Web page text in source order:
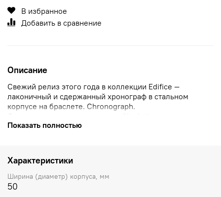
В избранное
Добавить в сравнение
Описание
Свежий релиз этого года в коллекции Edifice —
лаконичный и сдержанный хронограф в стальном
корпусе на браслете. Chronograph.
Светонакопительное покрытие Neobrite продолжает
светиться в темноте даже после непродолжительного
мин. 12- и 24-часовой формат времени. Заводная
головка с защитой. Задняя крышка с винтовым
фиксатором. Раскладывающаяся застежка,
расстегиваемая одним касанием.
Показать полностью
Характеристики
Ширина (диаметр) корпуса, мм
50